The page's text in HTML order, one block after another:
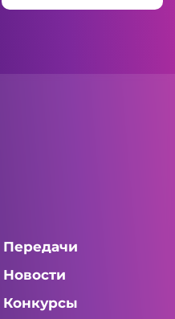
Передачи
Новости
Конкурсы